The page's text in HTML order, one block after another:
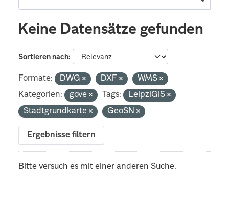
Keine Datensätze gefunden
Sortieren nach
Formate: DWG DXF
WMS
Kategorien:
gove Tags:
LeipziGIS
Stadtgrundkarte
GeoSN
Ergebnisse filtern
Bitte versuch es mit einer anderen Suche.